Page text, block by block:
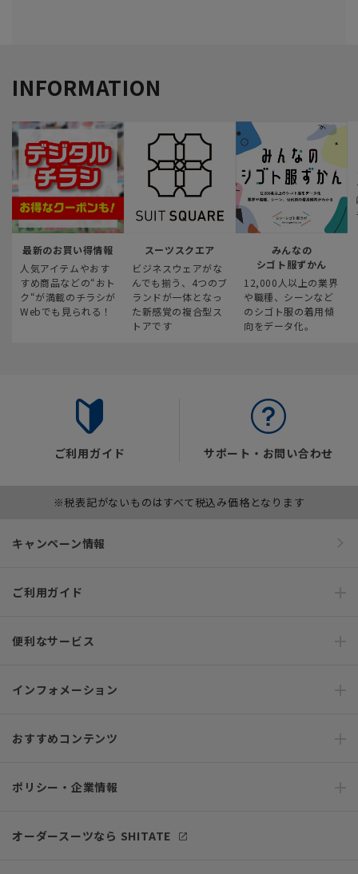
INFORMATION
最新のお買い得情報
人気アイテムやおす
すめ商品などの“おト
ク“が満載のチラシが
Webでも見られる！
スーツスクエア
ビジネスウェアがな
んでも揃う、4つのブ
ランドが一体となっ
た新感覚の複合型ス
トアです
みんなの
シゴト服ずかん
12,000人以上の業界
や職種、シーンなど
のシゴト服の着用傾
向をデータ化。
ご利用ガイド サポート・お問い合わせ
※税表記がないものはすべて税込み価格となります
キャンペーン情報
ご利用ガイド
便利なサービス
インフォメーション
おすすめコンテンツ
ポリシー・企業情報
オーダースーツなら SHITATE